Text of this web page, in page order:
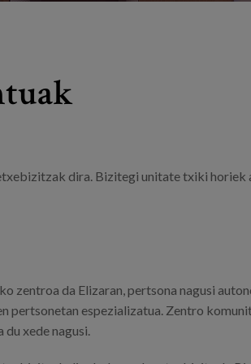
dira. Bizitegi unitate txiki
zentroa da Elizaran, pertsona nagusi
espezializatua. Zentro
xede nagusi.